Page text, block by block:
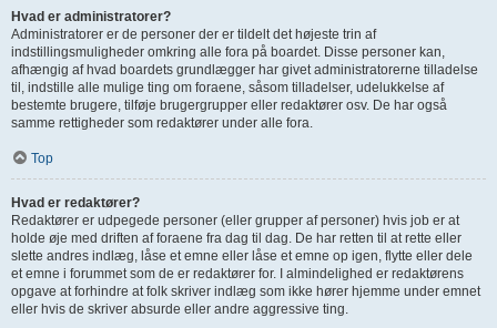
Hvad er administratorer?
Administratorer er de personer der er tildelt det højeste trin af
indstillingsmuligheder omkring alle fora på boardet. Disse personer kan,
afhængig af hvad boardets grundlægger har givet administratorerne tilladelse
til, indstille alle mulige ting om foraene, såsom tilladelser, udelukkelse af
bestemte brugere, tilføje brugergrupper eller redaktører osv. De har også
samme rettigheder som redaktører under alle fora.
Top
Hvad er redaktører?
Redaktører er udpegede personer (eller grupper af personer) hvis job er at
holde øje med driften af foraene fra dag til dag. De har retten til at rette eller
slette andres indlæg, låse et emne eller låse et emne op igen, flytte eller dele
et emne i forummet som de er redaktører for. I almindelighed er redaktørens
opgave at forhindre at folk skriver indlæg som ikke hører hjemme under emnet
eller hvis de skriver absurde eller andre aggressive ting.